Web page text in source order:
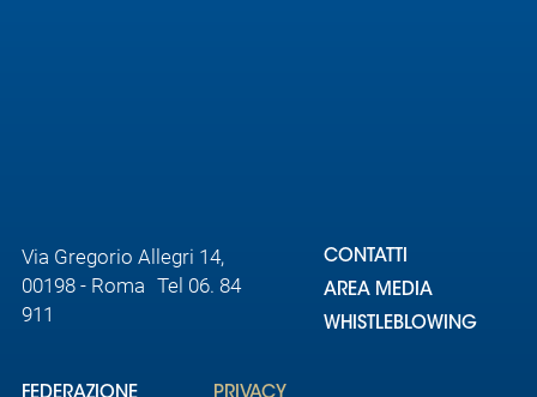
Via Gregorio Allegri 14,
00198 - Roma Tel 06. 84
911
CONTATTI
AREA MEDIA
WHISTLEBLOWING